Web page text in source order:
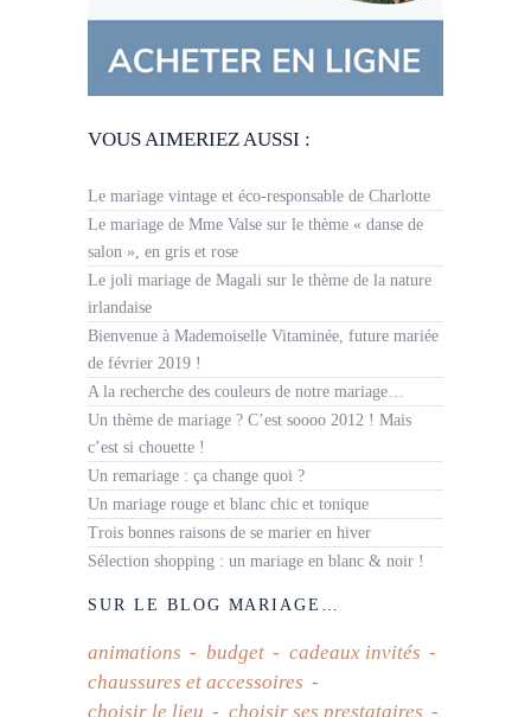
VOUS AIMERIEZ AUSSI :
Le mariage vintage et éco-responsable de Charlotte
Le mariage de Mme Valse sur le thème « danse de
salon », en gris et rose
Le joli mariage de Magali sur le thème de la nature
irlandaise
Bienvenue à Mademoiselle Vitaminée, future mariée
de février 2019 !
A la recherche des couleurs de notre mariage…
Un thème de mariage ? C’est soooo 2012 ! Mais
c’est si chouette !
Un remariage : ça change quoi ?
Un mariage rouge et blanc chic et tonique
Trois bonnes raisons de se marier en hiver
Sélection shopping : un mariage en blanc & noir !
SUR LE BLOG MARIAGE…
animations budget
cadeaux invités
chaussures et accessoires
choisir le lieu
choisir ses prestataires